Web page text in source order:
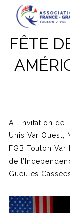
FÊTE
A l’invitation de
Unis Var Ouest,
FGB Toulon Var
de
Gueules